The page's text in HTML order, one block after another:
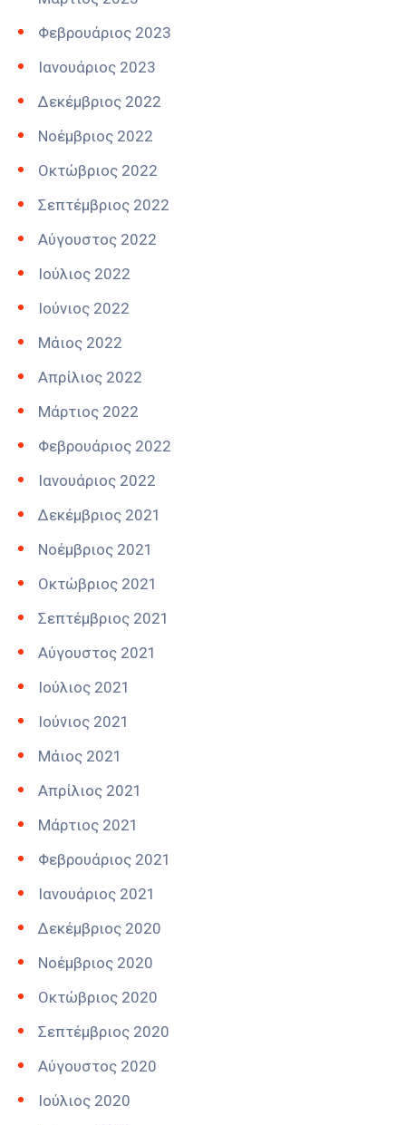
Φεβρουάριος 2023
Ιανουάριος 2023
Δεκέμβριος 2022
Νοέμβριος 2022
Οκτώβριος 2022
Σεπτέμβριος 2022
Αύγουστος 2022
Ιούλιος 2022
Ιούνιος 2022
Μάιος 2022
Απρίλιος 2022
Μάρτιος 2022
Φεβρουάριος 2022
Ιανουάριος 2022
Δεκέμβριος 2021
Νοέμβριος 2021
Οκτώβριος 2021
Σεπτέμβριος 2021
Αύγουστος 2021
Ιούλιος 2021
Ιούνιος 2021
Μάιος 2021
Απρίλιος 2021
Μάρτιος 2021
Φεβρουάριος 2021
Ιανουάριος 2021
Δεκέμβριος 2020
Νοέμβριος 2020
Οκτώβριος 2020
Σεπτέμβριος 2020
Αύγουστος 2020
Ιούλιος 2020